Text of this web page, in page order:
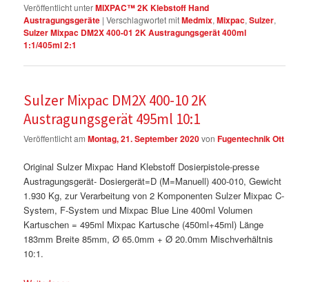
Veröffentlicht unterMIXPAC™ 2K Klebstoff Hand
Austragungsgeräte |Verschlagwortet mitMedmix,Mixpac,Sulzer,
Sulzer Mixpac DM2X 400-01 2K Austragungsgerät 400ml
1:1/405ml 2:1
Sulzer Mixpac DM2X 400-10 2K
Austragungsgerät 495ml 10:1
Veröffentlicht amMontag, 21. September 2020vonFugentechnik Ott
Original Sulzer Mixpac Hand Klebstoff Dosierpistole-presse
Austragungsgerät- Dosiergerät=D (M=Manuell) 400-010, Gewicht
1.930 Kg, zur Verarbeitung von 2 Komponenten Sulzer Mixpac C-
System, F-System und Mixpac Blue Line 400ml Volumen
Kartuschen = 495ml Mixpac Kartusche (450ml+45ml) Länge
183mm Breite 85mm, Ø 65.0mm + Ø 20.0mm Mischverhältnis
10:1.